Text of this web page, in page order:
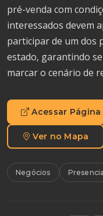
pré-venda com
interessados devem
participar de um dos
estado, garantindo
marcar o cenário de
Acessar
Ver no Mapa
Negócios Presencial